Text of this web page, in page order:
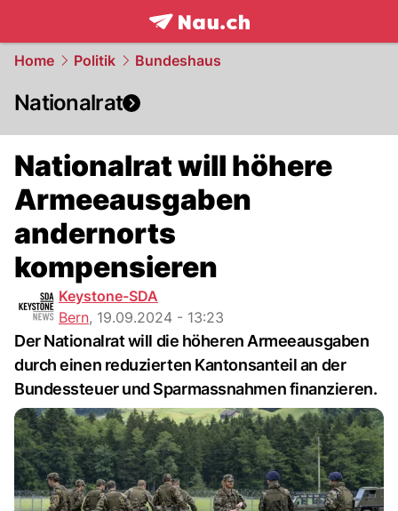
frontpage.NAU.ch
Home Politik Bundeshaus
Nationalrat
Nationalrat will höhere
Armeeausgaben
andernorts
kompensieren
Keystone-SDA
Bern, 19.09.2024 - 13:23
Der Nationalrat will die höheren Armeeausgaben
durch einen reduzierten Kantonsanteil an der
Bundessteuer und Sparmassnahmen finanzieren.